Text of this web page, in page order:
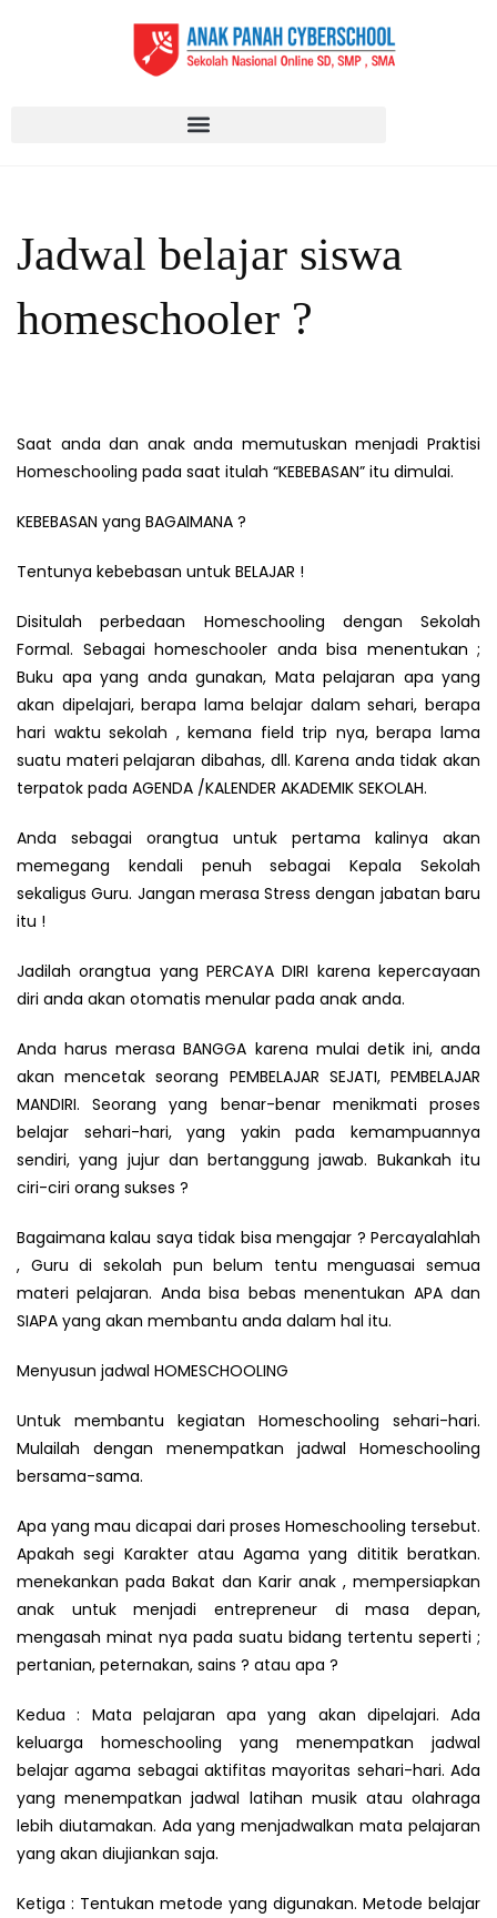
Jadwal belajar siswa
homeschooler ?
Saat anda dan anak anda memutuskan menjadi Praktisi
Homeschooling pada saat itulah “KEBEBASAN” itu dimulai.
KEBEBASAN yang BAGAIMANA ?
Tentunya kebebasan untuk BELAJAR !
Disitulah perbedaan Homeschooling dengan Sekolah
Formal. Sebagai homeschooler anda bisa menentukan ;
Buku apa yang anda gunakan, Mata pelajaran apa yang
akan dipelajari, berapa lama belajar dalam sehari, berapa
hari waktu sekolah , kemana field trip nya, berapa lama
suatu materi pelajaran dibahas, dll. Karena anda tidak akan
terpatok pada AGENDA /KALENDER AKADEMIK SEKOLAH.
Anda sebagai orangtua untuk pertama kalinya akan
memegang kendali penuh sebagai Kepala Sekolah
sekaligus Guru. Jangan merasa Stress dengan jabatan baru
itu !
Jadilah orangtua yang PERCAYA DIRI karena kepercayaan
diri anda akan otomatis menular pada anak anda.
Anda harus merasa BANGGA karena mulai detik ini, anda
akan mencetak seorang PEMBELAJAR SEJATI, PEMBELAJAR
MANDIRI. Seorang yang benar-benar menikmati proses
belajar sehari-hari, yang yakin pada kemampuannya
sendiri, yang jujur dan bertanggung jawab. Bukankah itu
ciri-ciri orang sukses ?
Bagaimana kalau saya tidak bisa mengajar ? Percayalahlah
, Guru di sekolah pun belum tentu menguasai semua
materi pelajaran. Anda bisa bebas menentukan APA dan
SIAPA yang akan membantu anda dalam hal itu.
Menyusun jadwal HOMESCHOOLING
Untuk membantu kegiatan Homeschooling sehari-hari.
Mulailah dengan menempatkan jadwal Homeschooling
bersama-sama.
Apa yang mau dicapai dari proses Homeschooling tersebut.
Apakah segi Karakter atau Agama yang dititik beratkan.
menekankan pada Bakat dan Karir anak , mempersiapkan
anak untuk menjadi entrepreneur di masa depan,
mengasah minat nya pada suatu bidang tertentu seperti ;
pertanian, peternakan, sains ? atau apa ?
Kedua : Mata pelajaran apa yang akan dipelajari. Ada
keluarga homeschooling yang menempatkan jadwal
belajar agama sebagai aktifitas mayoritas sehari-hari. Ada
yang menempatkan jadwal latihan musik atau olahraga
lebih diutamakan. Ada yang menjadwalkan mata pelajaran
yang akan diujiankan saja.
Ketiga : Tentukan metode yang digunakan. Metode belajar